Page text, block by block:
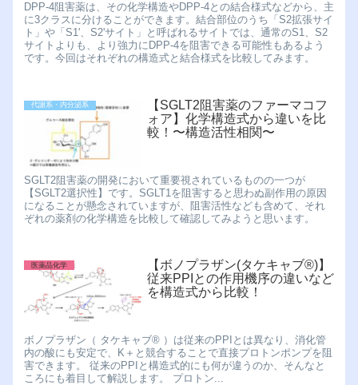
DPP-4阻害薬は、その化学構造やDPP-4との結合様式などから、主
に3クラスに分けることができます。結合部位のうち「S2拡張サイ
ト」や「S1'、S2'サイト」と呼ばれるサイトでは、通常のS1、S2
サイトよりも、より強力にDPP-4を阻害できる可能性もあるよう
です。今回はそれぞれの構造式と結合様式を比較してみます。
代謝系・内分泌系
【SGLT2阻害薬のファーマコフ
ォア】化学構造式から違いを比
較！〜構造活性相関〜
SGLT2阻害薬の開発において重要視されているものの一つが
【SGLT2選択性】です。SGLT1を阻害すると思わぬ副作用の原因
になることが懸念されていますが、阻害活性なども含めて、それ
ぞれの薬剤の化学構造を比較して確認してみようと思います。
医薬品化学
【ボノプラザン(タケキャブ®︎)】
従来PPIとの作用機序の違いなど
を構造式から比較！
ボノプラザン（ タケキャブ®︎ ）は従来のPPIとは異なり、消化管
内の酸にも安定で、K＋と競合することで直接プロトンポンプを阻
害できます。 従来のPPIと構造式的にも何が違うのか、そんなと
ころにも着目して解説します。 プロトン...